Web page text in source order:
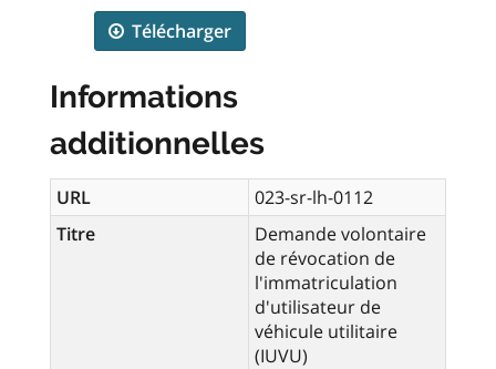
Télécharger
Informations
additionnelles
URL
023-sr-lh-0112
Titre
Demande volontaire
de révocation de
l'immatriculation
d'utilisateur de
véhicule utilitaire
(IUVU)